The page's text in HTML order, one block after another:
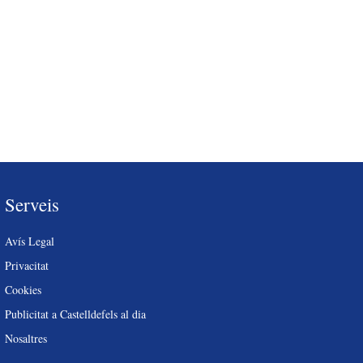
Serveis
Avís Legal
Privacitat
Cookies
Publicitat a Castelldefels al dia
Nosaltres